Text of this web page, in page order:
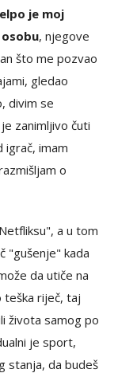
je moj
, njegove
što me pozvao
gledao
divim se
zanimljivo čuti
igrač, imam
o
a u tom
"gušenje" kada
da utiče na
teška riječ, taj
života samog po
je sport,
stanja, da budeš